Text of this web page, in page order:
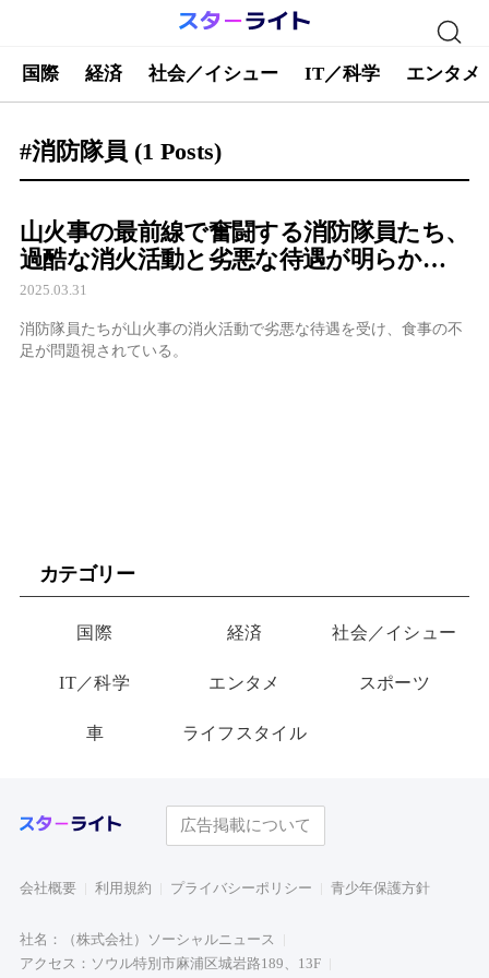
国際 経済 社会／イシュー IT／科学 エンタメ
#消防隊員 (1 Posts)
山火事の最前線で奮闘する消防隊員たち、
過酷な消火活動と劣悪な待遇が明らか
に…SNSで広がる同情と批判
2025.03.31
消防隊員たちが山火事の消火活動で劣悪な待遇を受け、食事の不
足が問題視されている。
カテゴリー
国際 経済 社会／イシュー
IT／科学 エンタメ スポーツ
車 ライフスタイル
広告掲載について
会社概要 利用規約 プライバシーポリシー 青少年保護方針
社名：（株式会社）ソーシャルニュース
アクセス：ソウル特別市麻浦区城岩路189、13F